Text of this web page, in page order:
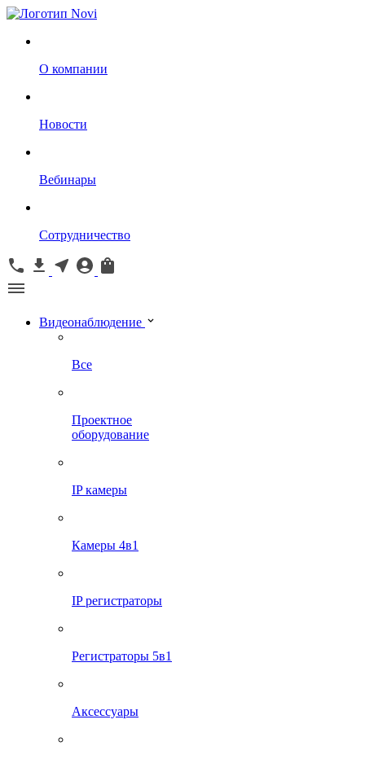
О компании
Новости
Вебинары
Сотрудничество
Видеонаблюдение
Все
Проектное
оборудование
IP камеры
Камеры 4в1
IP регистраторы
Регистраторы 5в1
Аксессуары